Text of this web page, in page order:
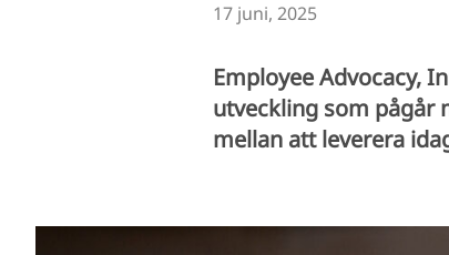
17 juni, 2025
Employee Advocacy,
utveckling som pågår
mellan att leverera